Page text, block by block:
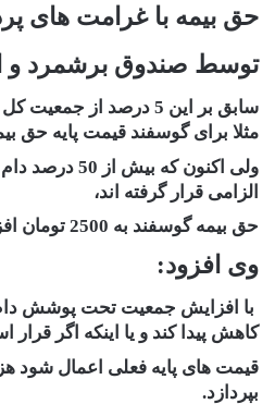
حق بیمه با غرامت های
توسط صندوق برشمرد و
سابق بر این 5 درصد از
مثلا برای گوسفند قیمت پایه حق بیمه 1500 تومان
ولی اکنون که
الزامی قرار گرفته اند،
حق بیمه گوسفند به 2500 تومان افزایش پیدا کرده است.
وی افزود:
با افزایش جمعیت تحت پوشش دام،
کاهش پیدا کند و یا اینکه اگر قرار
قیمت های پایه فعلی اعمال شود
بپردازد.